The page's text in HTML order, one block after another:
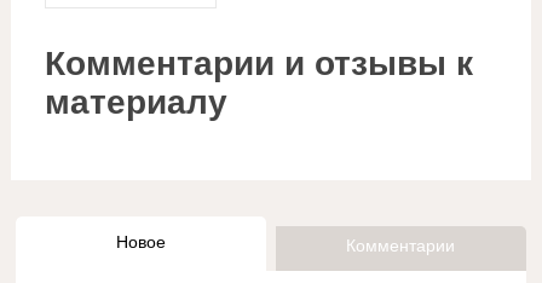
Комментарии и отзывы к
материалу
Новое Комментарии